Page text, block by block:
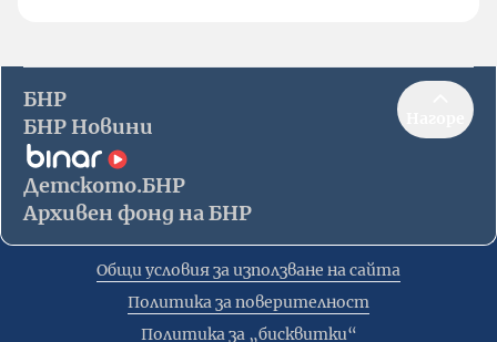
БНР
БНР Новини
Детското.БНР
Архивен фонд на БНР
Общи условия за използване на сайта
Политика за поверителност
Политика за „бисквитки“